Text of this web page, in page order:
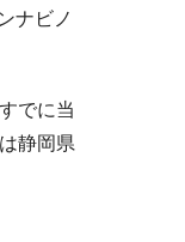
ナビノ
でに当
静岡県